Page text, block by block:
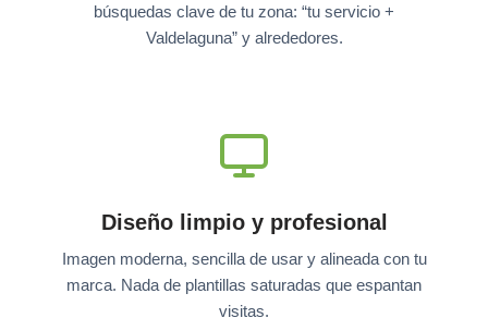
búsquedas clave de tu zona: “tu servicio +
Valdelaguna” y alrededores.
Diseño limpio y profesional
Imagen moderna, sencilla de usar y alineada con tu
marca. Nada de plantillas saturadas que espantan
visitas.